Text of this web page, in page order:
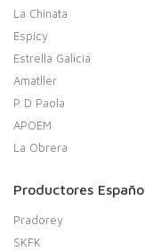
La Chinata
Espicy
Estrella Galicia
Amatller
P D Paola
APOEM
La Obrera
Productores
Pradorey
SKFK